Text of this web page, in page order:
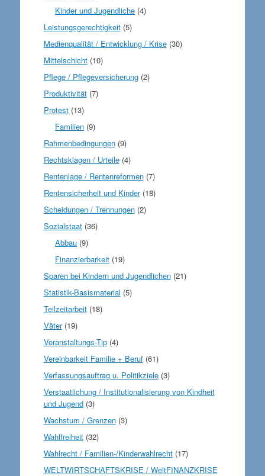
Kinder und Jugendliche (4)
Leistungsgerechtigkeit(5)
Medienqualität / Entwicklung / Krise(30)
Mittelschicht(10)
Pflege / Pflegeversicherung(2)
Produktivität(7)
Protest(13)
Familien (9)
Rahmenbedingungen(9)
Rechtsklagen / Urteile(4)
Rentenlage / Rentenreformen(7)
Rentensicherheit und Kinder(18)
Scheidungen / Trennungen(2)
Sozialstaat(36)
Abbau (9)
Finanzierbarkeit (19)
Sparen bei Kindern und Jugendlichen(21)
Statistik-Basismaterial (5)
Teilzeitarbeit(18)
Väter(19)
Veranstaltungs-Tip(4)
Vereinbarkeit Familie + Beruf(61)
Verfassungsauftrag u. Politikziele(3)
Verstaatlichung / Institutionalisierung von Kindheit
und Jugend(3)
Wachstum / Grenzen(3)
Wahlfreiheit(32)
Wahlrecht / Familien-/Kinderwahlrecht(17)
WELTWIRTSCHAFTSKRISE / WeltFINANZKRISE